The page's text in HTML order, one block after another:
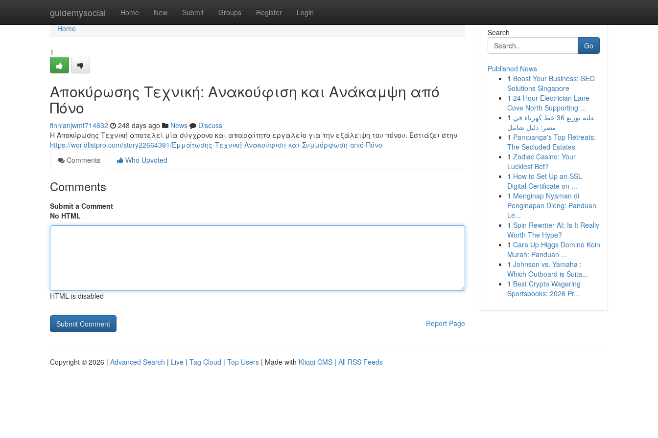
guidemysocial Home New Submit Groups Register Login
Home
Home
1
Αποκύρωσης Τεχνική: Ανακούφιση και Ανάκαμψη από
Πόνο
finnianjwmt714632 248 days ago News
Discuss
Η Αποκύρωσης Τεχνική αποτελεί μία σύγχρονο και απαραίτητο εργαλείο για την εξάλειψη του πόνου. Εστιάζει στην
https://worldlistpro.com/story22664391/Εμμάτωσης-Τεχνική-Ανακούφιση-και-Συμμόρφωση-από-Πόνο
Comments
Who Upvoted
Comments
Submit a Comment
No HTML
HTML is disabled
Report Page
Search
Go
Published News
1 Boost Your Business: SEO
Solutions Singapore
1 24 Hour Electrician Lane
Cove North Supporting ...
1 علبة توزيع 36 خط كهرباء في
مصر: دليل شامل
1 Pampanga's Top Retreats:
The Secluded Estates
1 Zodiac Casino: Your
Luckiest Bet?
1 How to Set Up an SSL
Digital Certificate on ...
1 Menginap Nyaman di
Penginapan Dieng: Panduan
Le...
1 Spin Rewriter AI: Is It Really
Worth The Hype?
1 Cara Up Higgs Domino Koin
Murah: Panduan ...
1 Johnson vs. Yamaha :
Which Outboard is Suita...
1 Best Crypto Wagering
Sportsbooks: 2026 Pr...
Copyright © 2026 | Advanced Search | Live | Tag Cloud | Top Users | Made with Kliqqi CMS | All RSS Feeds